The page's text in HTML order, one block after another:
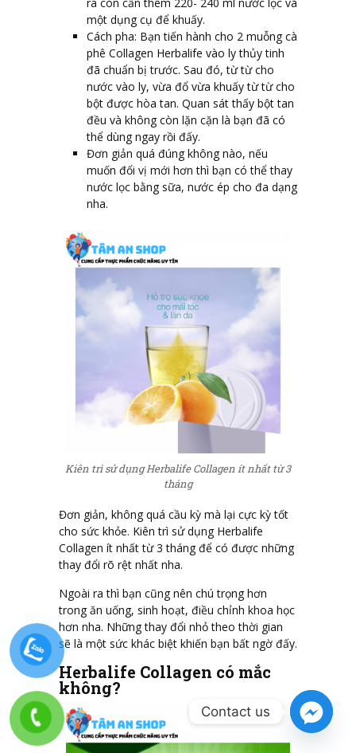
một dụng cụ để khuấy.
Cách pha: Bạn tiến hành cho 2 muỗng cà
phê Collagen Herbalife vào ly thủy tinh
đã chuẩn bị trước. Sau đó, từ từ cho
nước vào ly, vừa đổ vừa khuấy từ từ cho
bột được hòa tan. Quan sát thấy bột tan
đều và không còn lặn cặn là bạn đã có
thể dùng ngay rồi đấy.
Đơn giản quá đúng không nào, nếu
muốn đổi vị mới hơn thì bạn có thể thay
nước lọc bằng sữa, nước ép cho đa dạng
nha.
Kiên trì sử dụng Herbalife Collagen ít nhất từ 3
tháng
Đơn giản, không quá cầu kỳ mà lại cực kỳ tốt
cho sức khỏe. Kiên trì sử dụng Herbalife
Collagen ít nhất từ 3 tháng để có được những
thay đổi rõ rệt nhất nha.
Ngoài ra thì bạn cũng nên chú trọng hơn
trong ăn uống, sinh hoạt, điều chỉnh khoa học
hơn nha. Những thay đổi nhỏ theo thời gian
sẽ là một sức khác biệt khiến bạn bất ngờ đấy.
Herbalife Collagen có mắc
không?
Contact us